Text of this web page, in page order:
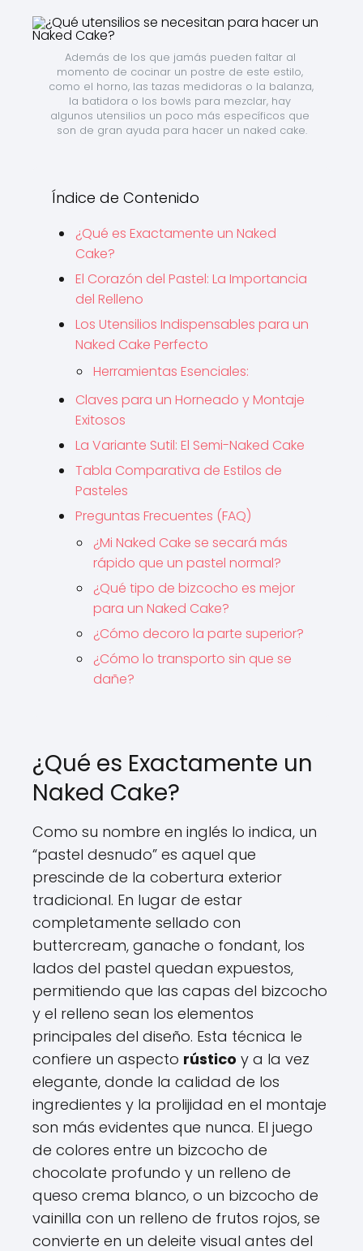
Además de los que jamás pueden faltar al
momento de cocinar un postre de este estilo,
como el horno, las tazas medidoras o la balanza,
la batidora o los bowls para mezclar, hay
algunos utensilios un poco más específicos que
son de gran ayuda para hacer un naked cake.
Índice de Contenido
¿Qué es Exactamente un Naked
Cake?
El Corazón del Pastel: La Importancia
del Relleno
Los Utensilios Indispensables para un
Naked Cake Perfecto
Herramientas Esenciales:
Claves para un Horneado y Montaje
Exitosos
La Variante Sutil: El Semi-Naked Cake
Tabla Comparativa de Estilos de
Pasteles
Preguntas Frecuentes (FAQ)
¿Mi Naked Cake se secará más
rápido que un pastel normal?
¿Qué tipo de bizcocho es mejor
para un Naked Cake?
¿Cómo decoro la parte superior?
¿Cómo lo transporto sin que se
dañe?
¿Qué es Exactamente un
Naked Cake?
Como su nombre en inglés lo indica, un
“pastel desnudo” es aquel que
prescinde de la cobertura exterior
tradicional. En lugar de estar
completamente sellado con
buttercream, ganache o fondant, los
lados del pastel quedan expuestos,
permitiendo que las capas del bizcocho
y el relleno sean los elementos
principales del diseño. Esta técnica le
confiere un aspecto rústico y a la vez
elegante, donde la calidad de los
ingredientes y la prolijidad en el montaje
son más evidentes que nunca. El juego
de colores entre un bizcocho de
chocolate profundo y un relleno de
queso crema blanco, o un bizcocho de
vainilla con un relleno de frutos rojos, se
convierte en un deleite visual antes del